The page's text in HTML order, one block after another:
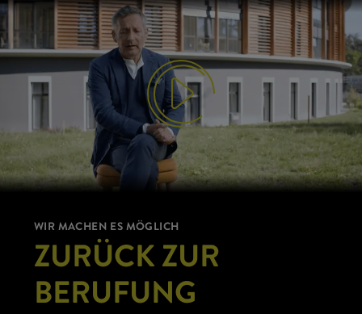
WIR MACHEN ES MÖGLICH
ZURÜCK ZUR
BERUFUNG